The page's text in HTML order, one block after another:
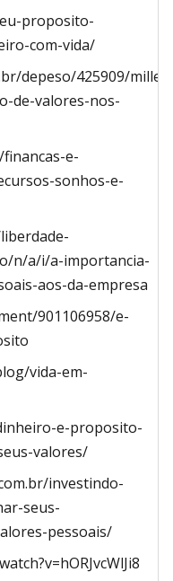
proposito-
com-vida/
depeso/425909/
de-valores-nos-
e-
sonhos-e-
n/a/i/a-importancia-
aos-da-empresa
901106958/e-
vida-em-
e-proposito-
valores/
investindo-
seus-
pessoais/